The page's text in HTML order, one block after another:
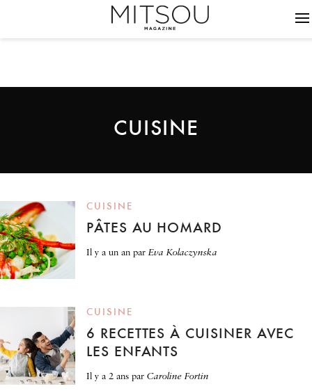
CUISINE
CUISINE
PÂTES AU HOMARD
il y a un an par Eva Kolaczynska
CUISINE
6 RECETTES À CUISINER AVEC
LES ENFANTS
il y a 2 ans par Caroline Fortin